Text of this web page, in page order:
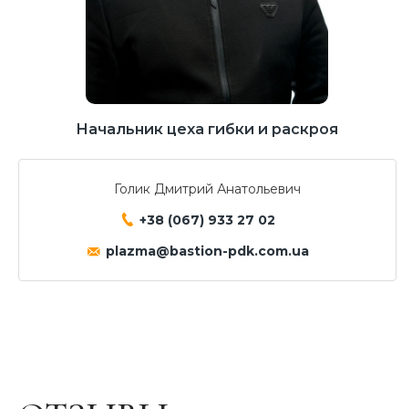
Начальник цеха гибки и раскроя
Голик Дмитрий Анатольевич
+38 (067) 933 27 02
plazma@bastion-pdk.com.ua